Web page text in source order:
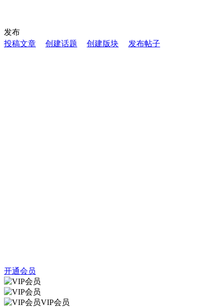
发布
投稿文章
创建话题 创建版块 发布帖子
开通会员
VIP会员